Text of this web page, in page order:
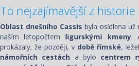
To nejzajímavější z historie
Oblast dnešního Cassis byla osídlena
naším letopočtem ligurskými kmeny.
prokázaly, že později, v době římské,
námořních cestách a bylo centrem